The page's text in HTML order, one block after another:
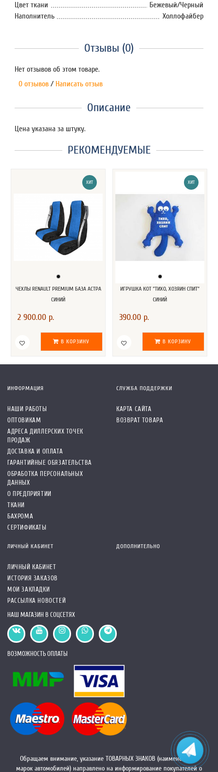
Цвет ткани
Бежевый/Черный
Наполнитель
Xоллофайбер
Отзывы (0)
Нет отзывов об этом товаре.
0 отзывов / Написать отзыв
Описание
Цена указана за штуку.
РЕКОМЕНДУЕМЫЕ
ХИТ
ЧЕХЛЫ RENAULT PREMIUM БАЗА АСТРА
СИНИЙ
2 900.00 р.
В КОРЗИНУ
ХИТ
ИГРУШКА КОТ "ТИХО, ХОЗЯИН СПИТ"
СИНИЙ
390.00 р.
В КОРЗИНУ
ИНФОРМАЦИЯ
НАШИ РАБОТЫ
ОПТОВИКАМ
АДРЕСА ДИЛЛЕРСКИХ ТОЧЕК
ПРОДАЖ
ДОСТАВКА И ОПЛАТА
ГАРАНТИЙНЫЕ ОБЯЗАТЕЛЬСТВА
ОБРАБОТКА ПЕРСОНАЛЬНЫХ
ДАННЫХ
О ПРЕДПРИЯТИИ
ТКАНИ
БАХРОМА
СЕРТИФИКАТЫ
СЛУЖБА ПОДДЕРЖКИ
КАРТА САЙТА
ВОЗВРАТ ТОВАРА
ЛИЧНЫЙ КАБИНЕТ
ЛИЧНЫЙ КАБИНЕТ
ИСТОРИЯ ЗАКАЗОВ
МОИ ЗАКЛАДКИ
РАССЫЛКА НОВОСТЕЙ
ДОПОЛНИТЕЛЬНО
НАШ МАГАЗИН В СОЦСЕТЯХ
ВОЗМОЖНОСТЬ ОПЛАТЫ
Обращаем внимание, указание ТОВАРНЫХ ЗНАКОВ (наименований
марок автомобилей) направлено на информирование покупателей о